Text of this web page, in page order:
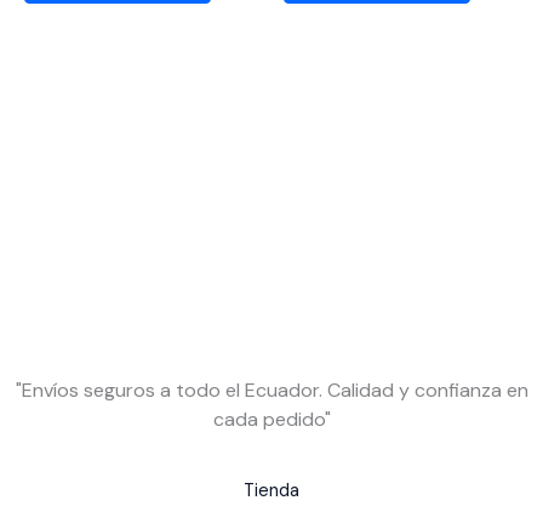
"Envíos seguros a todo el Ecuador. Calidad y confianza en
cada pedido"
Tienda